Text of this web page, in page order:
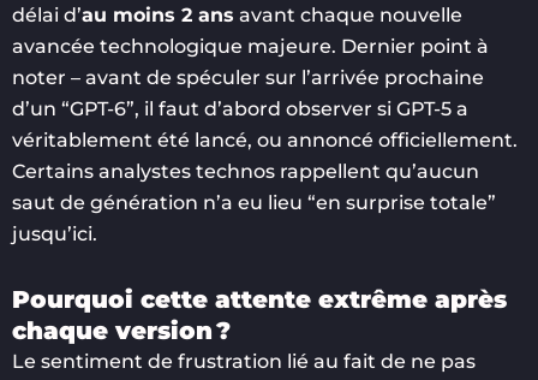
délai d’au moins 2 ans avant chaque nouvelle
avancée technologique majeure. Dernier point à
noter – avant de spéculer sur l’arrivée prochaine
d’un “GPT-6”, il faut d’abord observer si GPT-5 a
véritablement été lancé, ou annoncé officiellement.
Certains analystes technos rappellent qu’aucun
saut de génération n’a eu lieu “en surprise totale”
jusqu’ici.
Pourquoi cette attente extrême après
chaque version ?
Le sentiment de frustration lié au fait de ne pas